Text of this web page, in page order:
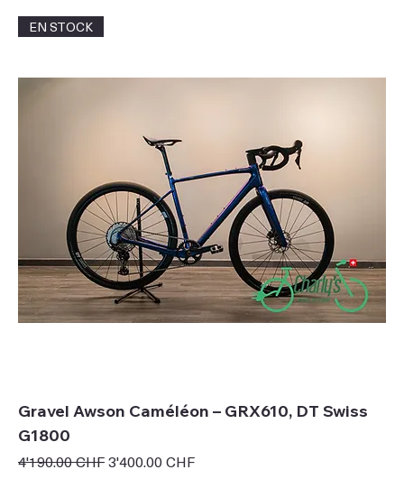
EN STOCK
Gravel Awson Caméléon – GRX610, DT Swiss
G1800
Prix original
4'190.00 CHFPrix promotionnel
3'400.00 CHF